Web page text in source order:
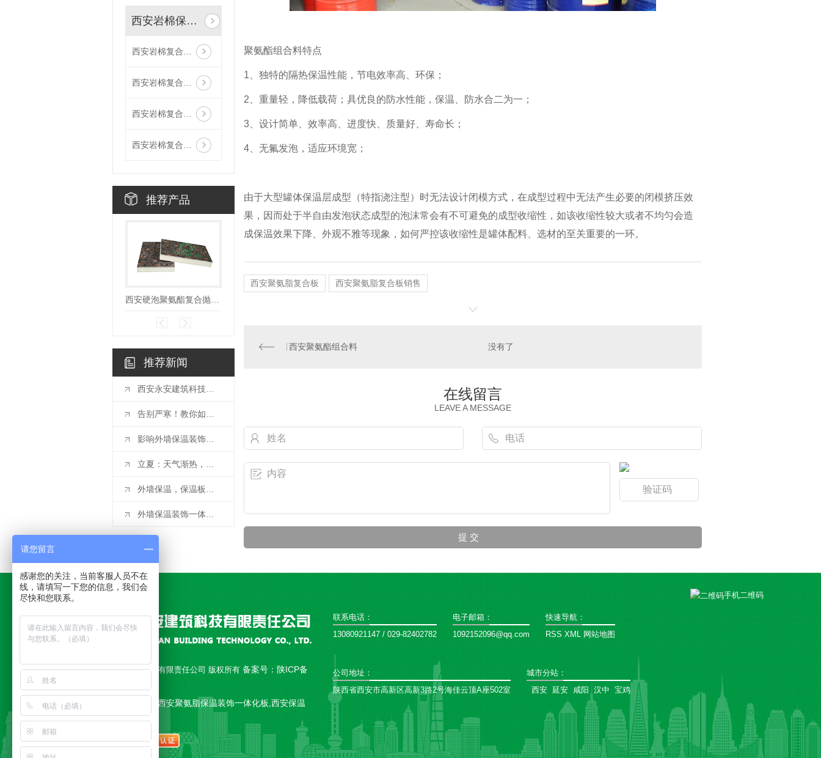
西安岩棉保温装饰一体板
西安岩棉复合抛光面陶瓷薄板保温装饰一体板
西安岩棉复合荔枝面陶瓷薄板保温装饰一体板
西安岩棉复合哑光面陶瓷薄板保温装饰一体板
西安岩棉复合抛光面陶瓷薄板保温装饰一体板
推荐产品
西安硬泡聚氨酯复合抛光面陶瓷薄板保温装饰一体板
推荐新闻
西安永安建筑科技有限责任公司出席第十届..近零能耗与零能耗建筑大会
告别严寒！教你如何为家换上..保温墙体！
影响外墙保温装饰一体板的价格因素
立夏：天气渐热，你做好了外墙保温吗？
外墙保温，保温板应该用多厚的呀
外墙保温装饰一体板的施工要点：基层检查和处理
聚氨酯组合料特点
1、独特的隔热保温性能，节电效率高、环保；
2、重量轻，降低载荷；具优良的防水性能，保温、防水合二为一；
3、设计简单、效率高、进度快、质量好、寿命长；
4、无氟发泡，适应环境宽；
由于大型罐体保温层成型（特指浇注型）时无法设计闭模方式，在成型过程中无法产生必要的闭模挤压效
果，因而处于半自由发泡状态成型的泡沫常会有不可避免的成型收缩性，如该收缩性较大或者不均匀会造
成保温效果下降、外观不雅等现象，如何严控该收缩性是罐体配料、选材的至关重要的一环。
西安聚氨脂复合板 西安聚氨脂复合板销售
西安聚氨酯组合料 没有了
在线留言
LEAVE A MESSAGE
Copyright © 西安永安建筑科技有限责任公司 版权所有 备案号： 陕ICP备
18010892号-1
公司主营 西安聚氨脂复合板,西安聚氨脂保温装饰一体化板,西安保温
一体板,西安复合板 等产品
联系电话：
13080921147 / 029-82402782
电子邮箱：
1092152096@qq.com
快速导航：
RSS XML 网站地图
公司地址：
陕西省西安市高新区高新3路2号海佳云顶A座502室
城市分站 ：
西安 延安 咸阳 汉中 宝鸡
手机二维码
请您留言
感谢您的关注，当前客服人员不在
线，请填写一下您的信息，我们会
尽快和您联系。